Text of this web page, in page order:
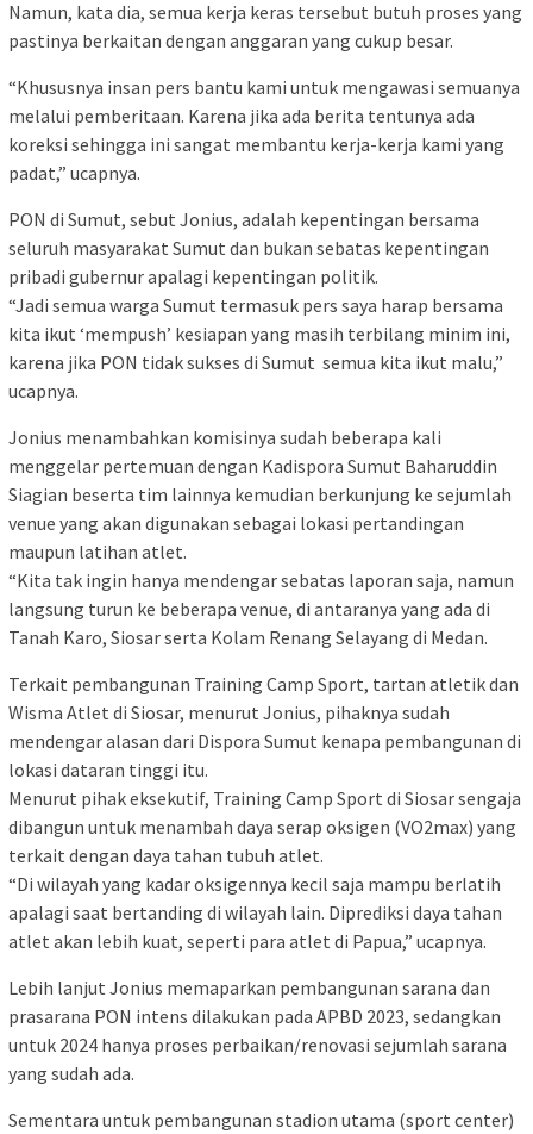
Namun, kata dia, semua kerja keras tersebut butuh proses yang
pastinya berkaitan dengan anggaran yang cukup besar.
“Khususnya insan pers bantu kami untuk mengawasi semuanya
melalui pemberitaan. Karena jika ada berita tentunya ada
koreksi sehingga ini sangat membantu kerja-kerja kami yang
padat,” ucapnya.
PON di Sumut, sebut Jonius, adalah kepentingan bersama
seluruh masyarakat Sumut dan bukan sebatas kepentingan
pribadi gubernur apalagi kepentingan politik.
“Jadi semua warga Sumut termasuk pers saya harap bersama
kita ikut ‘mempush’ kesiapan yang masih terbilang minim ini,
karena jika PON tidak sukses di Sumut semua kita ikut malu,”
ucapnya.
Jonius menambahkan komisinya sudah beberapa kali
menggelar pertemuan dengan Kadispora Sumut Baharuddin
Siagian beserta tim lainnya kemudian berkunjung ke sejumlah
venue yang akan digunakan sebagai lokasi pertandingan
maupun latihan atlet.
“Kita tak ingin hanya mendengar sebatas laporan saja, namun
langsung turun ke beberapa venue, di antaranya yang ada di
Tanah Karo, Siosar serta Kolam Renang Selayang di Medan.
Terkait pembangunan Training Camp Sport, tartan atletik dan
Wisma Atlet di Siosar, menurut Jonius, pihaknya sudah
mendengar alasan dari Dispora Sumut kenapa pembangunan di
lokasi dataran tinggi itu.
Menurut pihak eksekutif, Training Camp Sport di Siosar sengaja
dibangun untuk menambah daya serap oksigen (VO2max) yang
terkait dengan daya tahan tubuh atlet.
“Di wilayah yang kadar oksigennya kecil saja mampu berlatih
apalagi saat bertanding di wilayah lain. Diprediksi daya tahan
atlet akan lebih kuat, seperti para atlet di Papua,” ucapnya.
Lebih lanjut Jonius memaparkan pembangunan sarana dan
prasarana PON intens dilakukan pada APBD 2023, sedangkan
untuk 2024 hanya proses perbaikan/renovasi sejumlah sarana
yang sudah ada.
Sementara untuk pembangunan stadion utama (sport center)